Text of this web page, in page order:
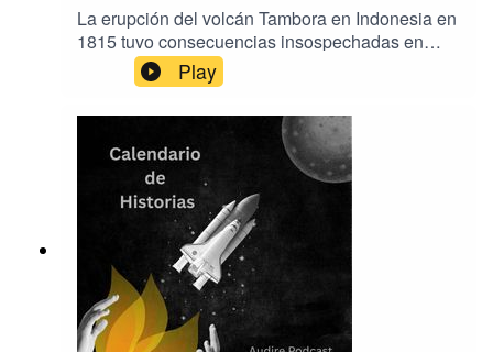
La erupción del volcán Tambora en Indonesia en
1815 tuvo consecuencias insospechadas en
Europa y Norteamérica. Pero esa tremenda
explosión está también el origen de un invención
muy popular y de obras de arte ampliamente
conocidas. Música de Aser Rodríguez y
EpidemicSound.Producción de Audire
Podcast.www.audirepodcast.com
Play